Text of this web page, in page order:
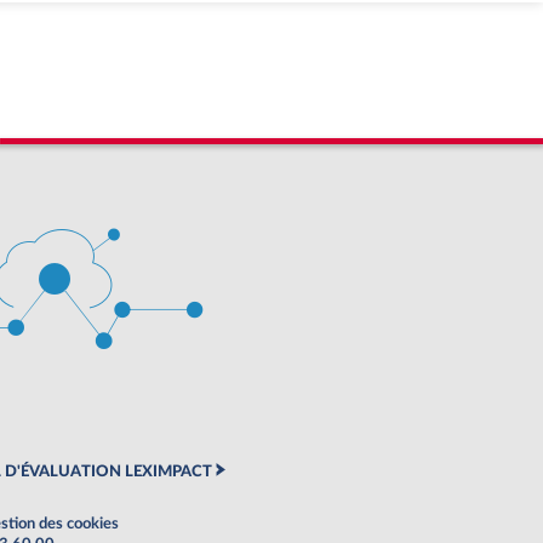
D'ÉVALUATION LEXIMPACT
des cookies